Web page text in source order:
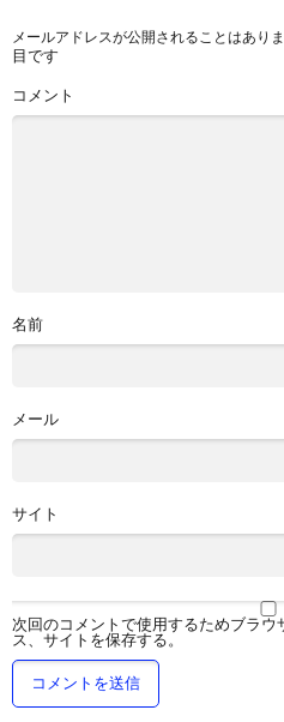
メールアドレスが公開されることはありま
目です
コメント
名前
メール
サイト
次回のコメントで使用するためブラ
ス、サイトを保存する。